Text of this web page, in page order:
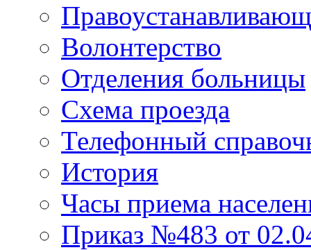
Волонтерство
Отделения больницы
Схема проезда
Телефонный
История
Часы приема
Приказ №483 от